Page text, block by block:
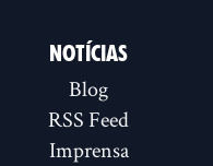
NOTÍCIAS
Blog
RSS Feed
Imprensa